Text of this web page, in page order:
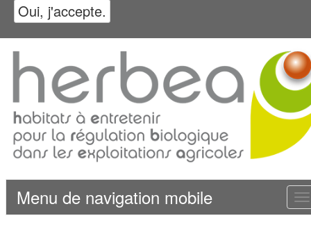
Oui, j'accepte.
Menu de navigation mobile